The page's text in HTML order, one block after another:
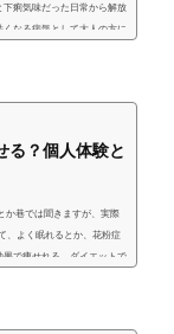
痢気味だった日常から解放
なる病気として大人の方に
る？個人体験と
か巷では聞きますが、実際
、よく眠れるとか、花粉症
で痩せれる、ダイエットで